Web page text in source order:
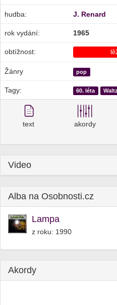
hudba: J. Renard
rok vydání: 1965
obtížnost:
Žánry pop
Tagy: 60. léta Waltz
text akordy
Video
Alba na Osobnosti.cz
Lampa
z roku: 1990
Akordy